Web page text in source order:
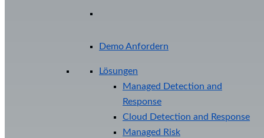
Demo Anfordern
Lösungen
Managed Detection and
Response
Cloud Detection and Response
Managed Risk